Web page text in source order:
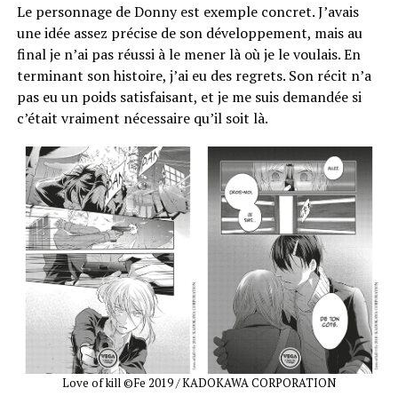
Le personnage de Donny est exemple concret. J’avais
une idée assez précise de son développement, mais au
final je n’ai pas réussi à le mener là où je le voulais. En
terminant son histoire, j’ai eu des regrets. Son récit n’a
pas eu un poids satisfaisant, et je me suis demandée si
c’était vraiment nécessaire qu’il soit là.
Love of kill ©Fe 2019 / KADOKAWA CORPORATION